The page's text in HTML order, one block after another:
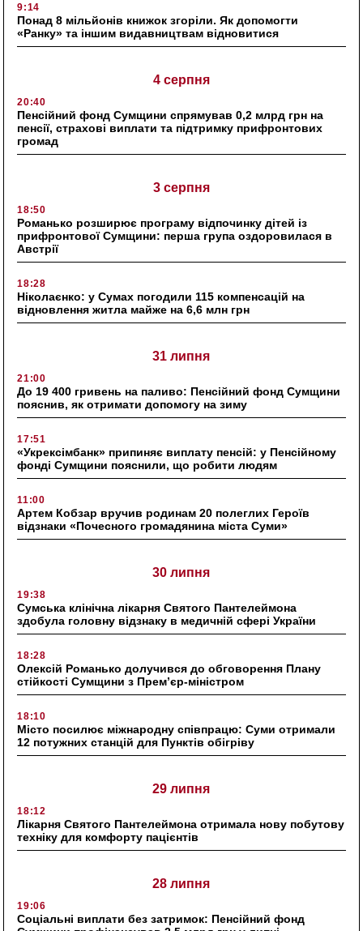
9:14
Понад 8 мільйонів книжок згоріли. Як допомогти
«Ранку» та іншим видавництвам відновитися
4 серпня
20:40
Пенсійний фонд Сумщини спрямував 0,2 млрд грн на
пенсії, страхові виплати та підтримку прифронтових
громад
3 серпня
18:50
Романько розширює програму відпочинку дітей із
прифронтової Сумщини: перша група оздоровилася в
Австрії
18:28
Ніколаєнко: у Сумах погодили 115 компенсацій на
відновлення житла майже на 6,6 млн грн
31 липня
21:00
До 19 400 гривень на паливо: Пенсійний фонд Сумщини
пояснив, як отримати допомогу на зиму
17:51
«Укрексімбанк» припиняє виплату пенсій: у Пенсійному
фонді Сумщини пояснили, що робити людям
11:00
Артем Кобзар вручив родинам 20 полеглих Героїв
відзнаки «Почесного громадянина міста Суми»
30 липня
19:38
Сумська клінічна лікарня Святого Пантелеймона
здобула головну відзнаку в медичній сфері України
18:28
Олексій Романько долучився до обговорення Плану
стійкості Сумщини з Прем’єр-міністром
18:10
Місто посилює міжнародну співпрацю: Суми отримали
12 потужних станцій для Пунктів обігріву
29 липня
18:12
Лікарня Святого Пантелеймона отримала нову побутову
техніку для комфорту пацієнтів
28 липня
19:06
Соціальні виплати без затримок: Пенсійний фонд